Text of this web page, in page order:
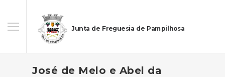
Junta de Freguesia de Pampilhosa
José de Melo e Abel da